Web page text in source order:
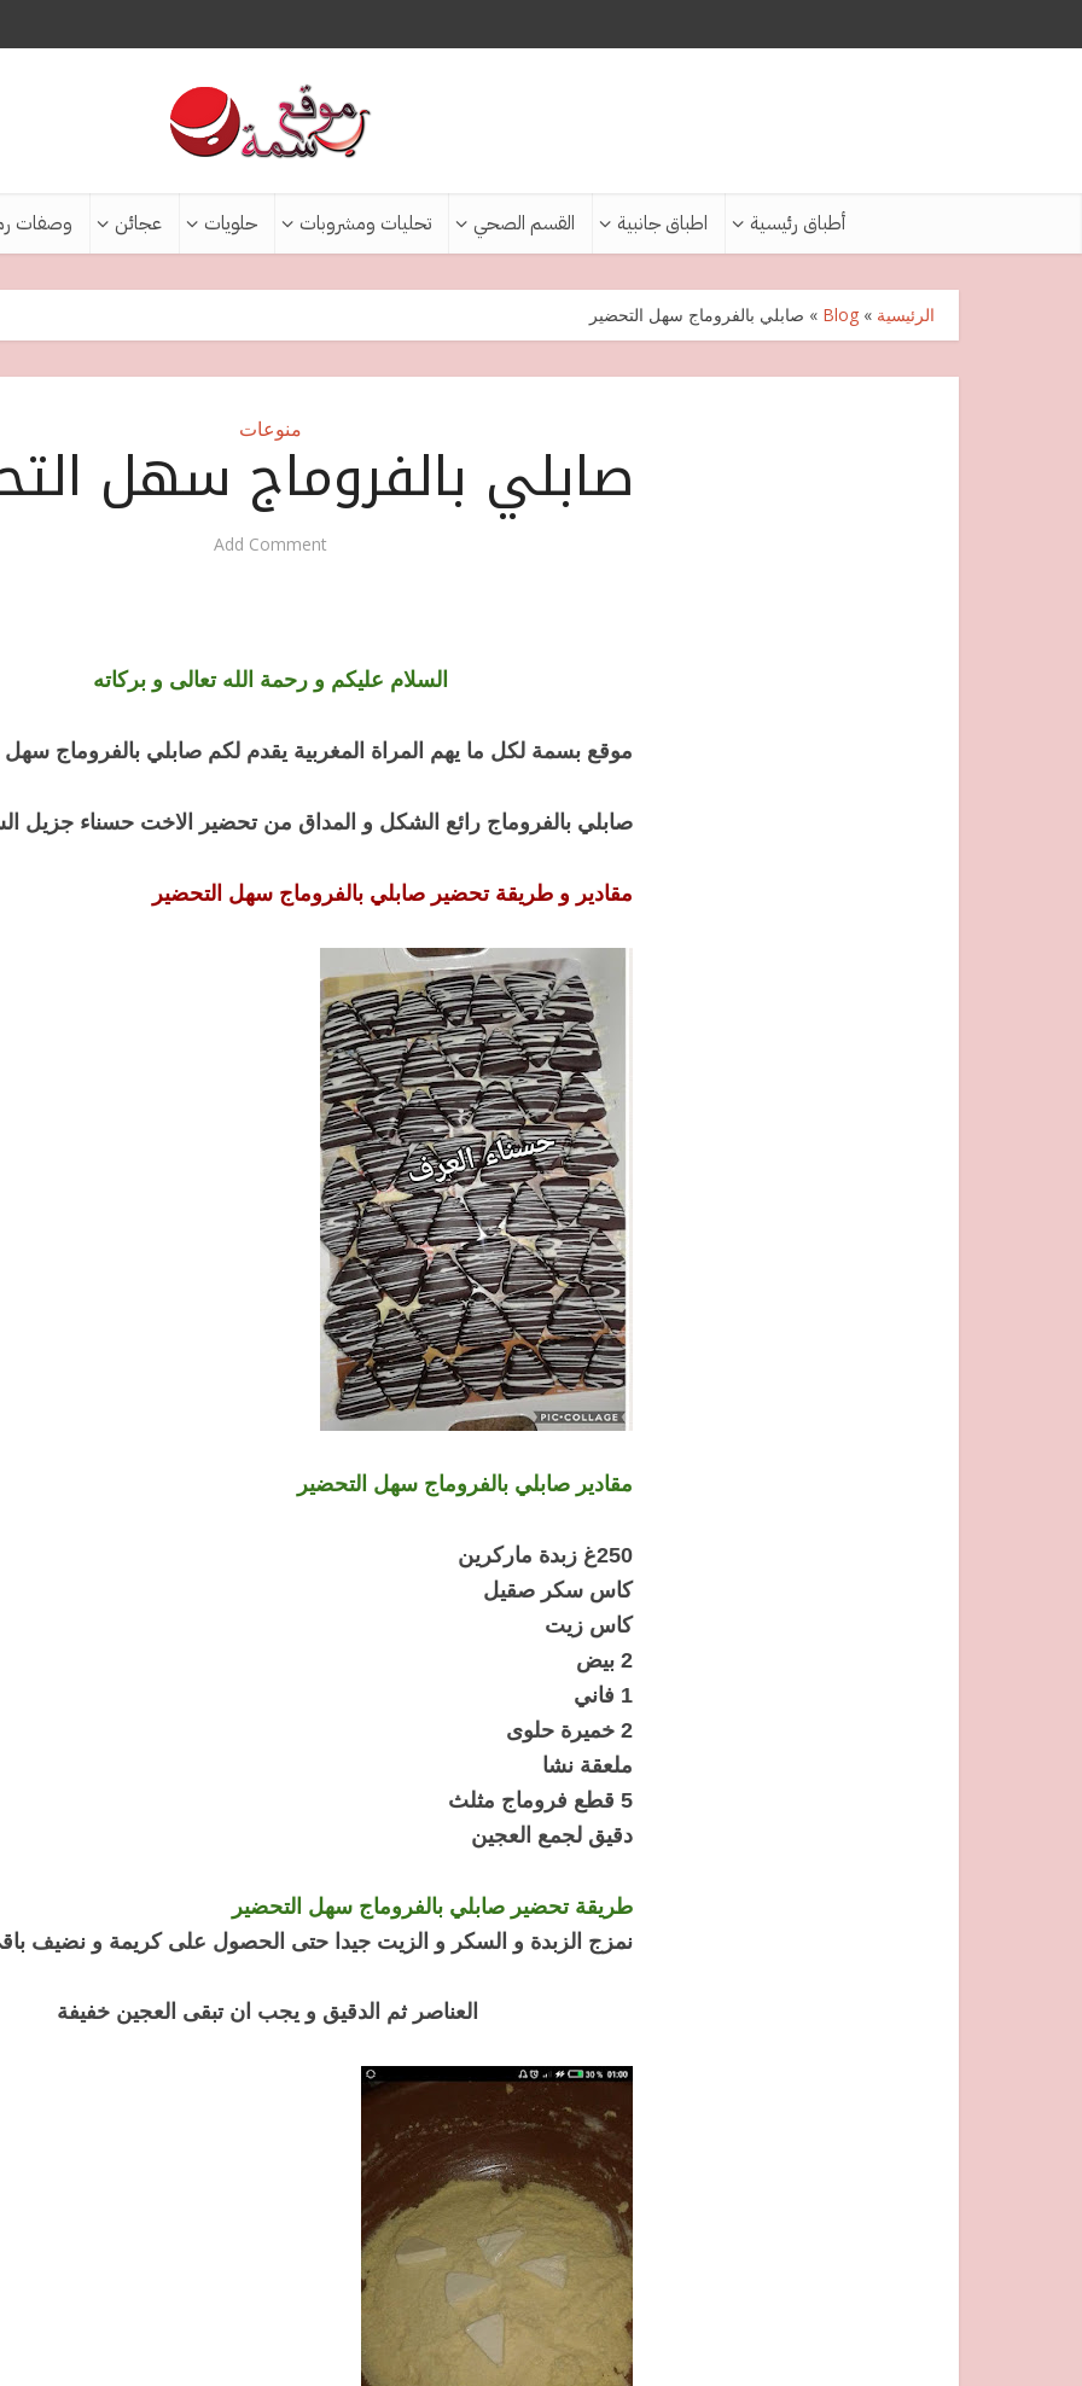
أطباق رئيسية اطباق جانبية القسم الصحي تحليات ومشروبات حلويات عجائن وصفات
الرئيسية »
Blog
» صابلي بالفروماج سهل التحضير
منوعات
صابلي بالفروماج سهل
Add Comment
السلام عليكم و رحمة الله تعالى و بركاته
موقع بسمة لكل ما يهم المراة المغربية يقدم لكم صابلي بالفروماج سهل
صابلي بالفروماج رائع الشكل و المداق من تحضير الاخت حسناء جزيل
مقادير و طريقة تحضير صابلي بالفروماج سهل التحضير
مقادير صابلي بالفروماج سهل التحضير
250غ زبدة ماركرين
كاس سكر صقيل
كاس زيت
2 بيض
1 فاني
2 خميرة حلوى
ملعقة نشا
5 قطع فروماج مثلث
دقيق لجمع العجين
طريقة تحضير صابلي بالفروماج سهل التحضير
نمزج الزبدة و السكر و الزيت جيدا حتى الحصول على كريمة و نضيف
العناصر ثم الدقيق و يجب ان تبقى العجين خفيفة